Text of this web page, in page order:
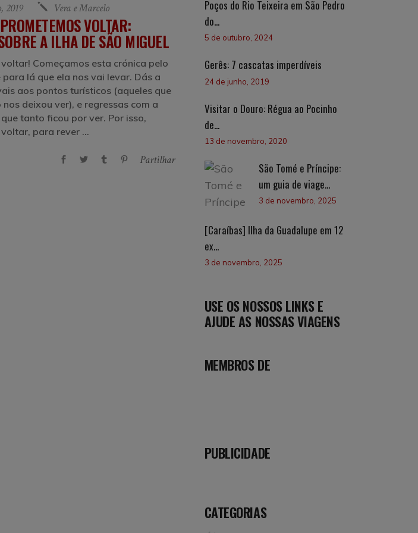
2019 Vera e Marcelo
VOLTAR:
A ILHA DE SÃO MIGUEL
Começamos esta crónica pelo
lá que ela nos vai levar. Dás a
aos pontos turísticos (aqueles que
deixou ver), e regressas com a
tanto ficou por ver. Por isso,
para rever
Partilhar
Poços do Rio Teixeira em São Pedro
do...
5 de outubro, 2024
Gerês: 7 cascatas imperdíveis
24 de junho, 2019
Visitar o Douro: Régua ao Pocinho
de...
13 de novembro, 2020
São Tomé e Príncipe:
um guia de viage...
3 de novembro, 2025
[Caraíbas] Ilha da Guadalupe em 12
ex...
3 de novembro, 2025
USE OS NOSSOS LINKS E
AJUDE AS NOSSAS VIAGENS
MEMBROS DE
PUBLICIDADE
CATEGORIAS